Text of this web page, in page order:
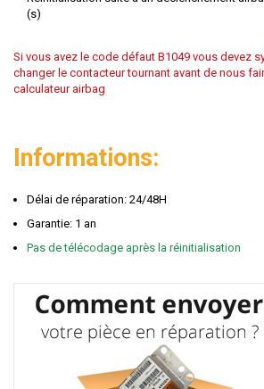
(s)
Si vous avez le code défaut B1049 vous devez
changer le contacteur tournant avant de nous
calculateur airbag
Informations:
Délai de réparation: 24/48H
Garantie: 1 an
Pas de télécodage après la réinitialisation